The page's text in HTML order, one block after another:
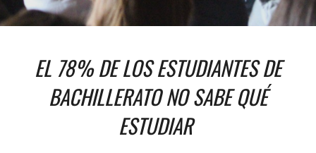
EL 78% DE LOS ESTUDIANTES DE
BACHILLERATO NO SABE QUÉ
ESTUDIAR